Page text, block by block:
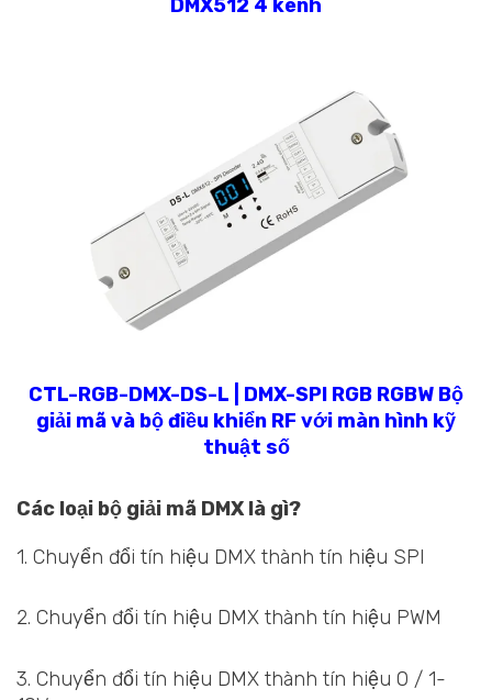
DMX512 4 kênh
CTL-RGB-DMX-DS-L | DMX-SPI RGB RGBW Bộ
giải mã và bộ điều khiển RF với màn hình kỹ
thuật số
Các loại bộ giải mã DMX là gì?
1. Chuyển đổi tín hiệu DMX thành tín hiệu SPI
2. Chuyển đổi tín hiệu DMX thành tín hiệu PWM
3. Chuyển đổi tín hiệu DMX thành tín hiệu 0 / 1-